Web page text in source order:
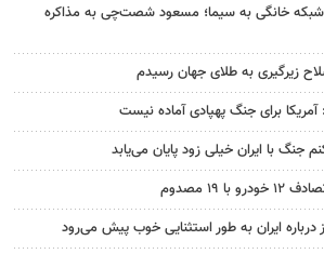
شبکه خانگی به سیما؛ مسعود شصت‌چی به مذاکره
زیرگیری به طلای جهان رسیدم
برای جنگ پهپادی آماده نیست
جنگ با ایران خیلی زود پایان می‌یابد
۱۹ مصدوم
ایران به طور استثنایی خوب پیش می‌رود